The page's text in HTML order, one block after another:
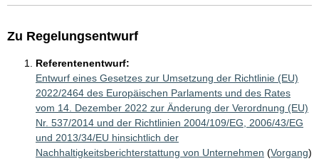
Zu Regelungsentwurf
Referentenentwurf:
Entwurf eines Gesetzes zur Umsetzung der Richtlinie (EU)
2022/2464 des Europäischen Parlaments und des Rates
vom 14. Dezember 2022 zur Änderung der Verordnung (EU)
Nr. 537/2014 und der Richtlinien 2004/109/EG, 2006/43/EG
und 2013/34/EU hinsichtlich der
Nachhaltigkeitsberichterstattung von Unternehmen (Vorgang)